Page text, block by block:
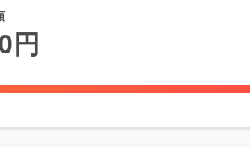
円